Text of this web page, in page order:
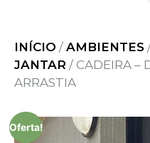
INÍCIO / AMBIENTES
JANTAR / CADEIRA –
ARRASTIA
Oferta!